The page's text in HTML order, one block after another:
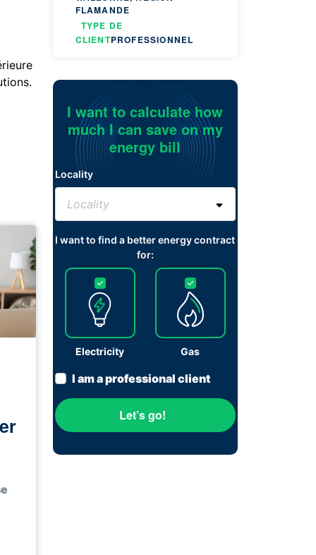
FLAMANDE
TYPE DE
CLIENTPROFESSIONNEL
I want to calculate how
much I can save on my
energy bill
Locality
I want to find a better energy contract
for:
Electricity Gas
I am a professional client
Let’s go!